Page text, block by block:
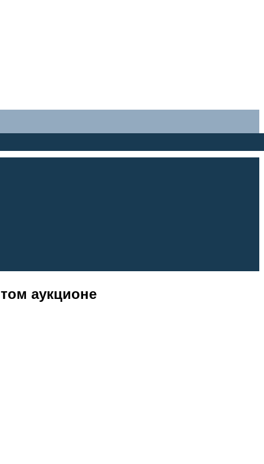
аукционе